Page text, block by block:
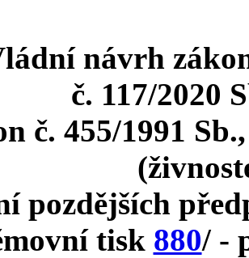
návrh
č. 117/2020
č. 455/1991
pozdějších
tisk 880/ -